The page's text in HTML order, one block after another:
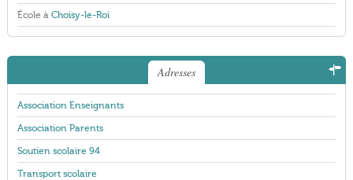
École à Choisy-le-Roi
Adresses
Association Enseignants
Association Parents
Soutien scolaire 94
Transport scolaire